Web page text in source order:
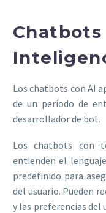
Los chatbots con AI
de un período de
desarrollador de bot.
Los chatbots con
entienden el
predefinido para
del usuario. Pueden
y las preferencias del